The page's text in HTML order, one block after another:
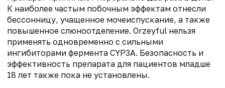
К наиболее частым побочным эффектам отнесли
бессонницу, учащенное мочеиспускание, а также
повышенное слюноотделение. Orzeyful нельзя
применять одновременно с сильными
ингибиторами фермента CYP3A. Безопасность и
эффективность препарата для пациентов младше
18 лет также пока не установлены.